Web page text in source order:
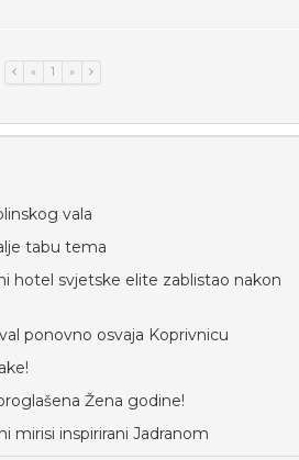
« 1 »
vala
tabu tema
hotel svjetske elite zablistao nakon
ponovno osvaja Koprivnicu
Žena godine!
mirisi inspirirani Jadranom